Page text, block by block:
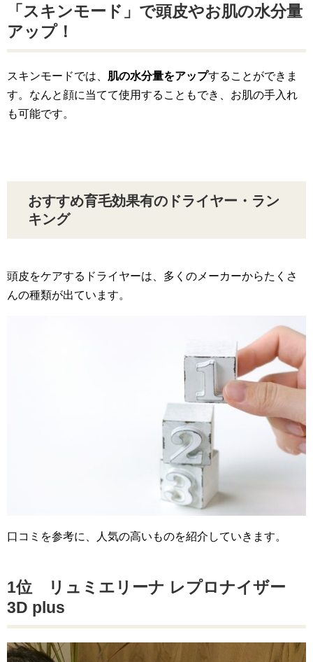
「スキンモード」で頭皮やお肌の水分量
アップ！
スキンモードでは、 肌の水分量をアップすることができま
す。なんと顔に当てて使用することもでき、お肌の手入れ
も可能です。
おすすめ育毛効果有のドライヤー・ラン
キング
頭皮をケアするドライヤーは、多くのメーカーからたくさ
んの種類が出ています。
口コミを参考に、人気の高いものを紹介していきます。
1位 リュミエリーナ レプロナイザー
3D plus